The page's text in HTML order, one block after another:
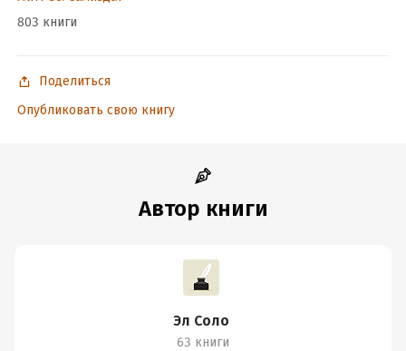
803 книги
Поделиться
Опубликовать свою книгу
Автор книги
Эл Соло
63 книги